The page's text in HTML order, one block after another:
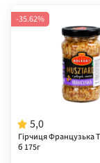
5,0
Гірчиця Французька
б 175г
-35.62%